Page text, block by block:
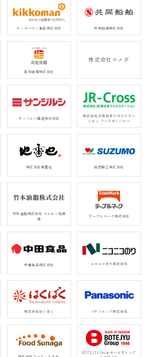
キッコーマン食品株式会社 共同船舶株式会社
高知食糧株式会社
株式会社コメダ
サンジルシ醸造株式会社
株式会社JR東日本クロスステー
ション フーズカンパニー
株式会社地雷也 鈴茂器工株式会社
竹本油脂株式会社 マルホン胡麻
油
テーブルマーク株式会社
中田食品株式会社 ニコニコのり株式会社
株式会社はくばく パナソニック株式会社
BOTEJYU Groupホールディング